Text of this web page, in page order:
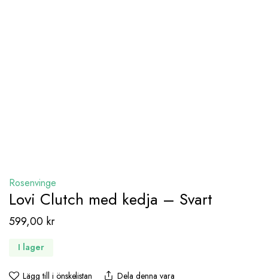
Rosenvinge
Lovi Clutch med kedja – Svart
599,00 kr
I lager
Lägg till i önskelistan Dela denna vara